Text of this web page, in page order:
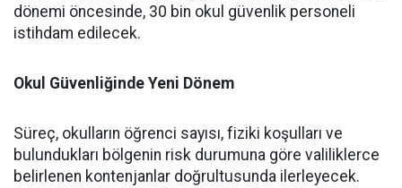
dönemi öncesinde, 30 bin okul güvenlik personeli
istihdam edilecek.
Okul Güvenliğinde Yeni Dönem
Süreç, okulların öğrenci sayısı, fiziki koşulları ve
bulundukları bölgenin risk durumuna göre valiliklerce
belirlenen kontenjanlar doğrultusunda ilerleyecek.